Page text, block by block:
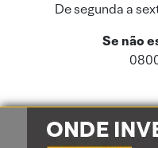
De segunda a
Se não
Este site usa cookies e dados
Cookies
e a